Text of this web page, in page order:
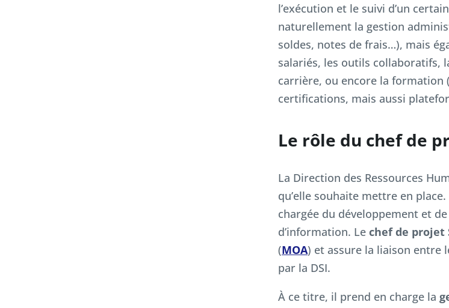
l’exécution et le suivi d’un
naturellement la gestion
soldes, notes de frais…), mais
salariés, les outils collaboratifs,
carrière, ou encore la formation
certifications, mais aussi
Le rôle du chef de
La Direction des Ressources
qu’elle souhaite mettre en
chargée du développement et
d’information. Le chef de projet
(MOA) et assure la liaison entre
par la DSI.
À ce titre, il prend en charge la